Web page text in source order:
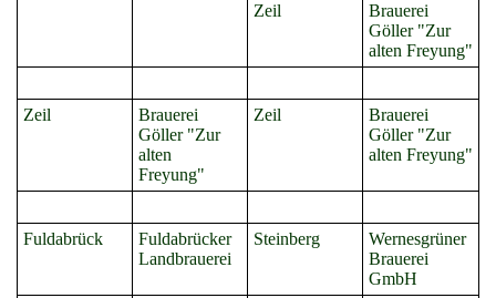
Zeil
Brauerei
Göller "Zur
alten Freyung"
Zeil
Brauerei
Göller "Zur
alten
Freyung"
Zeil
Brauerei
Göller "Zur
alten Freyung"
Fuldabrück
Fuldabrücker
Landbrauerei
Steinberg
Wernesgrüner
Brauerei
GmbH